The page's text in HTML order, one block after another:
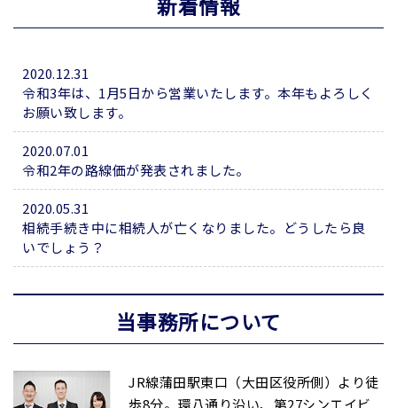
2020.12.31
令和3年は、1月5日から営業いたします。本年もよろしく
お願い致します。
2020.07.01
令和2年の路線価が発表されました。
2020.05.31
相続手続き中に相続人が亡くなりました。どうしたら良
いでしょう？
当事務所について
JR線蒲田駅東口（大田区役所側）より徒
歩8分。環八通り沿い、第27シンエイビ